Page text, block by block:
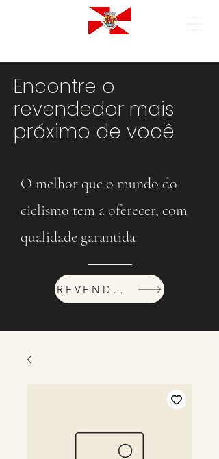
Encontre o
revendedor mais
próximo de você
O melhor que o mundo do
ciclismo tem a oferecer, com
qualidade garantida
REVENDEDORES